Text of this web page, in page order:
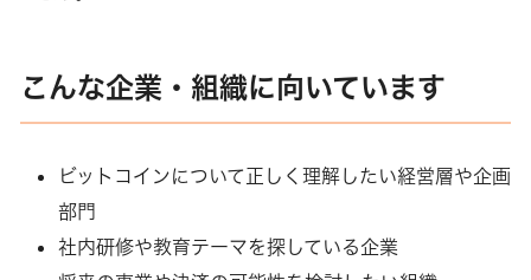
こんな企業・組織に向いています
ビットコインについて正しく理解したい経営層や企画
部門
社内研修や教育テーマを探している企業